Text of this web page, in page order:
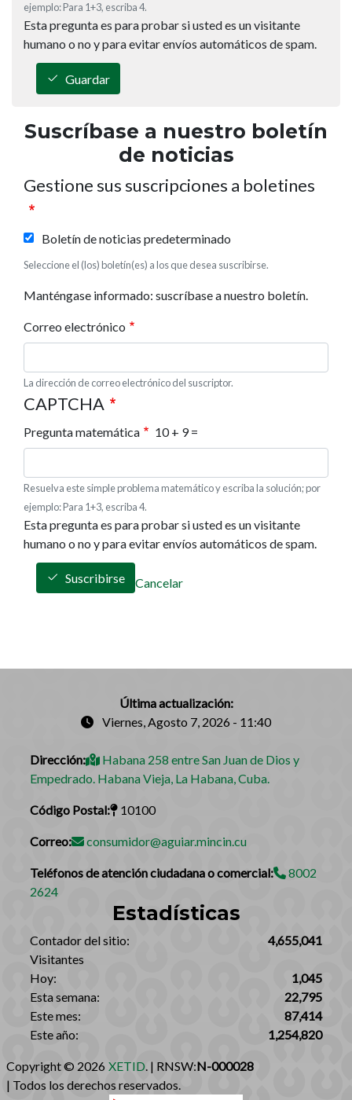
ejemplo: Para 1+3, escriba 4.
Esta pregunta es para probar si usted es un visitante
humano o no y para evitar envíos automáticos de spam.
Guardar
Suscríbase a nuestro boletín
de noticias
Gestione sus suscripciones a boletines
Boletín de noticias predeterminado
Seleccione el (los) boletín(es) a los que desea suscribirse.
Manténgase informado: suscríbase a nuestro boletín.
Correo electrónico
La dirección de correo electrónico del suscriptor.
CAPTCHA
Pregunta matemática 10 + 9 =
Resuelva este simple problema matemático y escriba la solución; por
ejemplo: Para 1+3, escriba 4.
Esta pregunta es para probar si usted es un visitante
humano o no y para evitar envíos automáticos de spam.
Suscribirse Cancelar
Última actualización:
Viernes, Agosto 7, 2026 - 11:40
Dirección:
Habana 258 entre San Juan de Dios y
Empedrado. Habana Vieja, La Habana, Cuba.
Código Postal: 10100
Correo: consumidor@aguiar.mincin.cu
Teléfonos de atención ciudadana o comercial:
8002
2624
Estadísticas
‎Contador del sitio:‎
4,655,041
Visitantes
Hoy:
1,045
Esta semana:
22,795
Este mes:
87,414
Este año:
1,254,820
Copyright © 2026 XETID. | RNSW:N-000028
| Todos los derechos reservados.‎